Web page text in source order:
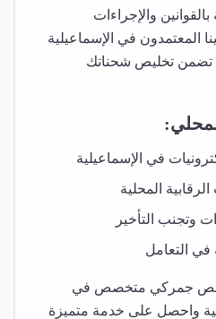
والإجراءات
المعتمدون في الإسماعيلية
تضمن تخليص شحناتك
في الإسماعيلية
المحلية
وتجنب التأخير
في التعامل
جمركي متخصص في
واحصل على خدمة متميزة